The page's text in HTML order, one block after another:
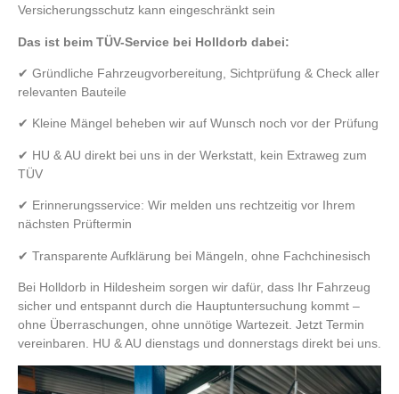
Versicherungsschutz kann eingeschränkt sein
Das ist beim TÜV-Service bei Holldorb dabei:
✔ Gründliche Fahrzeugvorbereitung, Sichtprüfung & Check aller
relevanten Bauteile
✔ Kleine Mängel beheben wir auf Wunsch noch vor der Prüfung
✔ HU & AU direkt bei uns in der Werkstatt, kein Extraweg zum
TÜV
✔ Erinnerungsservice: Wir melden uns rechtzeitig vor Ihrem
nächsten Prüftermin
✔ Transparente Aufklärung bei Mängeln, ohne Fachchinesisch
Bei Holldorb in Hildesheim sorgen wir dafür, dass Ihr Fahrzeug
sicher und entspannt durch die Hauptuntersuchung kommt –
ohne Überraschungen, ohne unnötige Wartezeit. Jetzt Termin
vereinbaren. HU & AU dienstags und donnerstags direkt bei uns.